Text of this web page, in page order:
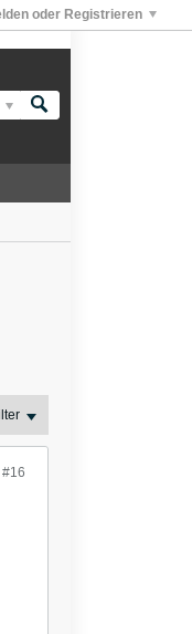
oder Registrieren
#16